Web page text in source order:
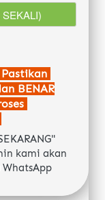
BENAR
kami akan